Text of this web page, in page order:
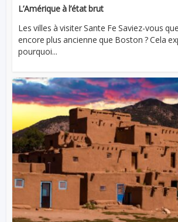
L’Amérique à l’état brut
Les villes à visiter Sante Fe Saviez-vous
encore plus ancienne que Boston ? Cela
pourquoi...